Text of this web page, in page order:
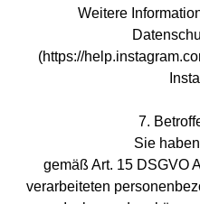
Weitere
(https://
7.
Sie
gemäß Art. 15 DSGVO
verarbeiteten